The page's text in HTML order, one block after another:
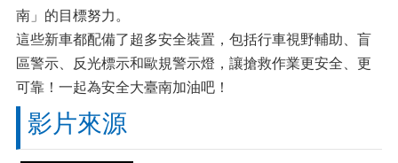
南」的目標努力。
這些新車都配備了超多安全裝置，包括行車視野輔助、盲
區警示、反光標示和歐規警示燈，讓搶救作業更安全、更
可靠！一起為安全大臺南加油吧！
影片來源